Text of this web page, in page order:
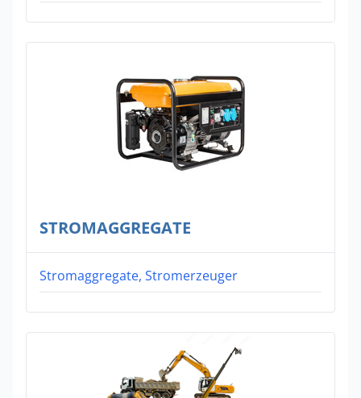
STROMAGGREGATE
Stromaggregate, Stromerzeuger